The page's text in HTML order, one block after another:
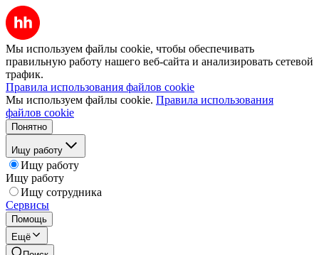
Мы используем файлы cookie, чтобы обеспечивать
правильную работу нашего веб-сайта и анализировать сетевой
трафик.
Правила использования файлов cookie
Мы используем файлы cookie. Правила использования
файлов cookie
Понятно
Ищу работу
Ищу работу
Ищу работу
Ищу сотрудника
Сервисы
Помощь
Ещё